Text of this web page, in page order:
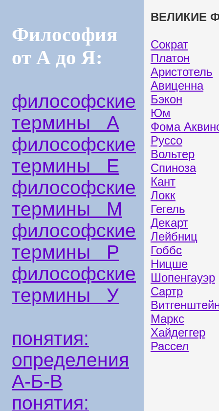
Философия
от А до Я:
философские
термины А
философские
термины Е
философские
термины М
философские
термины Р
философские
термины У
понятия:
определения
А-Б-В
понятия:
ВЕЛИКИЕ
Сократ
Платон
Аристотель
Авиценна
Бэкон
Юм
Фома
Руссо
Вольтер
Спиноза
Кант
Локк
Гегель
Декарт
Лейбниц
Гоббс
Ницше
Шопенгауэр
Сартр
Маркс
Хайдеггер
Рассел